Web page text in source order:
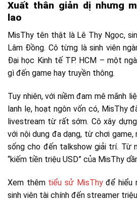
Xuất thân giản dị nhưng
lao
MisThy tên thật là Lê Thy Ngọc,
Lâm Đồng. Cô từng là sinh viên
Đại học Kinh tế TP. HCM – một
gì đến game hay truyền thông.
Tuy nhiên, với niềm đam mê mãnh
lanh lẹ, hoạt ngôn vốn có, MisThy
livestream từ rất sớm. Cô xây
với nội dung đa dạng, từ chơi
sống cho đến talkshow giải trí. Từ
“kiếm tiền triệu USD” của MisThy
Xem thêm tiểu sử MisThyđể hiểu
sinh viên tài chính đến streamer